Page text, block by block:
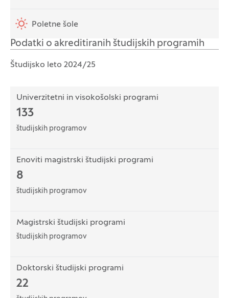
Poletne šole
Podatki o akreditiranih študijskih programih
Študijsko leto 2024/25
Univerzitetni in visokošolski programi
133
študijskih programov
Enoviti magistrski študijski programi
8
študijskih programov
Magistrski študijski programi
študijskih programov
Doktorski študijski programi
22